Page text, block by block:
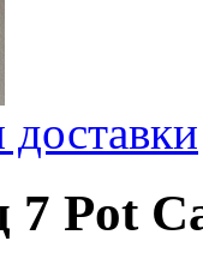
доставки
7 Pot